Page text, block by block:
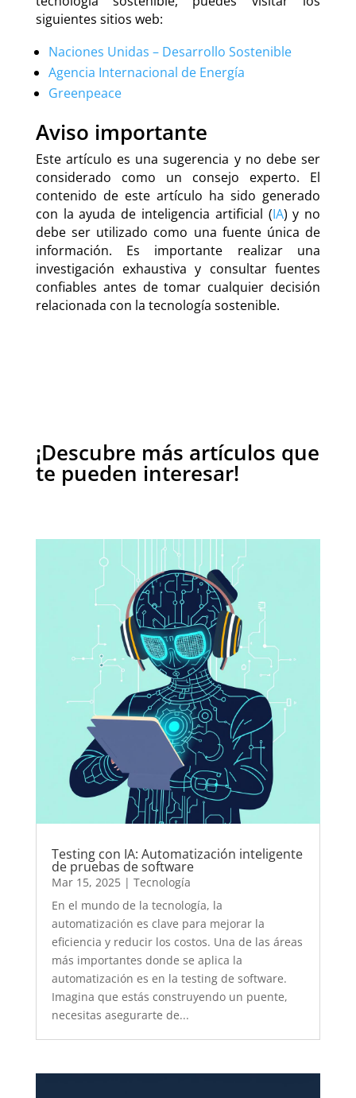
siguientes sitios web:
Naciones Unidas – Desarrollo Sostenible
Agencia Internacional de Energía
Greenpeace
Aviso importante
Este artículo es una sugerencia y no debe ser
considerado como un consejo experto. El
contenido de este artículo ha sido generado
con la ayuda de inteligencia artificial (IA) y no
debe ser utilizado como una fuente única de
información. Es importante realizar una
investigación exhaustiva y consultar fuentes
confiables antes de tomar cualquier decisión
relacionada con la tecnología sostenible.
¡Descubre más artículos que
te pueden interesar!
Testing con IA: Automatización inteligente
de pruebas de software
Mar 15, 2025| Tecnología
En el mundo de la tecnología, la
automatización es clave para mejorar la
eficiencia y reducir los costos. Una de las áreas
más importantes donde se aplica la
automatización es en la testing de software.
Imagina que estás construyendo un puente,
necesitas asegurarte de...